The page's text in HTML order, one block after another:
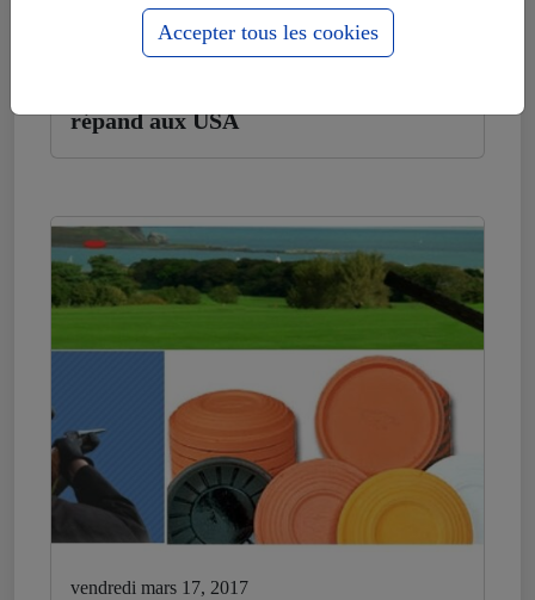
lundi avril 3, 2017
répand aux USA
vendredi mars 17, 2017
Accepter tous les cookies